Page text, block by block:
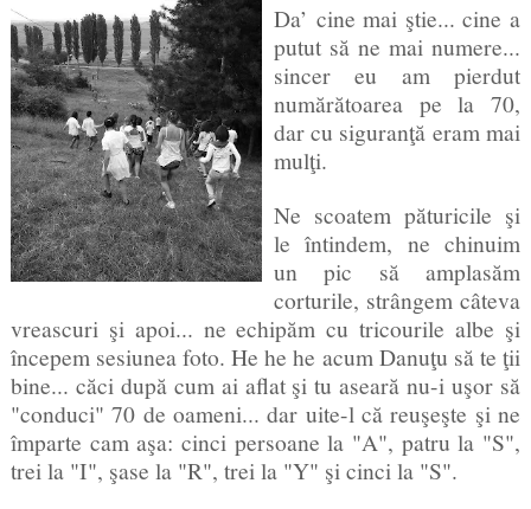
Da’ cine mai ştie... cine a
putut să ne mai numere...
sincer eu am pierdut
numărătoarea pe la 70,
dar cu siguranţă eram mai
mulţi.
Ne scoatem păturicile şi
le întindem, ne chinuim
un pic să amplasăm
corturile, strângem câteva
vreascuri şi apoi... ne echipăm cu tricourile albe şi
începem sesiunea foto. He he he acum Danuţu să te ţii
bine... căci după cum ai aflat şi tu aseară nu-i uşor să
"conduci" 70 de oameni... dar uite-l că reuşeşte şi ne
împarte cam aşa: cinci persoane la "A", patru la "S",
trei la "I", şase la "R", trei la "Y" şi cinci la "S".